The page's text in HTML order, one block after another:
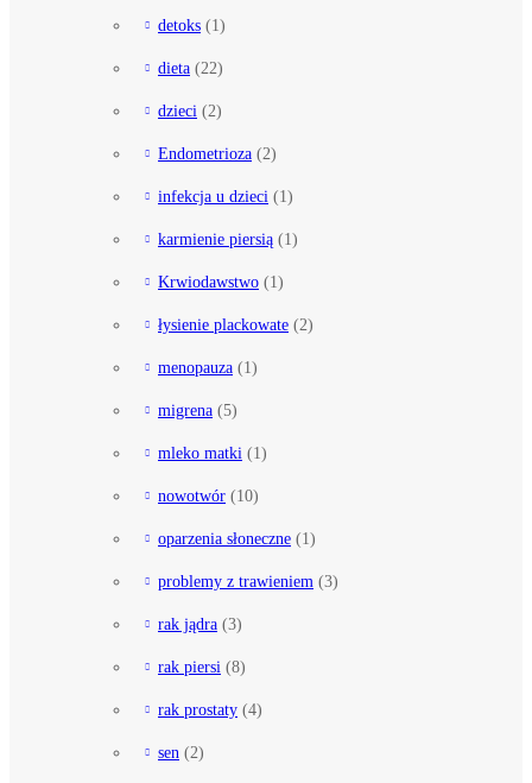
detoks (1)
dieta (22)
dzieci (2)
Endometrioza (2)
infekcja u dzieci (1)
karmienie piersią (1)
Krwiodawstwo (1)
łysienie plackowate (2)
menopauza (1)
migrena (5)
mleko matki (1)
nowotwór (10)
oparzenia słoneczne (1)
problemy z trawieniem (3)
rak jądra (3)
rak piersi (8)
rak prostaty (4)
sen (2)